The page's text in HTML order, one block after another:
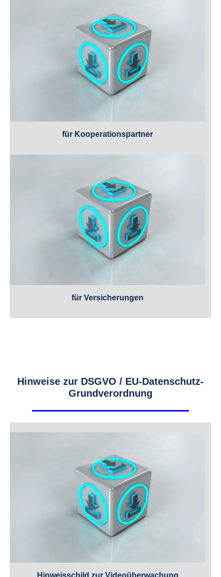
für Kooperationspartner
für Versicherungen
Hinweise zur DSGVO / EU-Datenschutz-
Grundverordnung
Hinweisschild zur Videoüberwachung